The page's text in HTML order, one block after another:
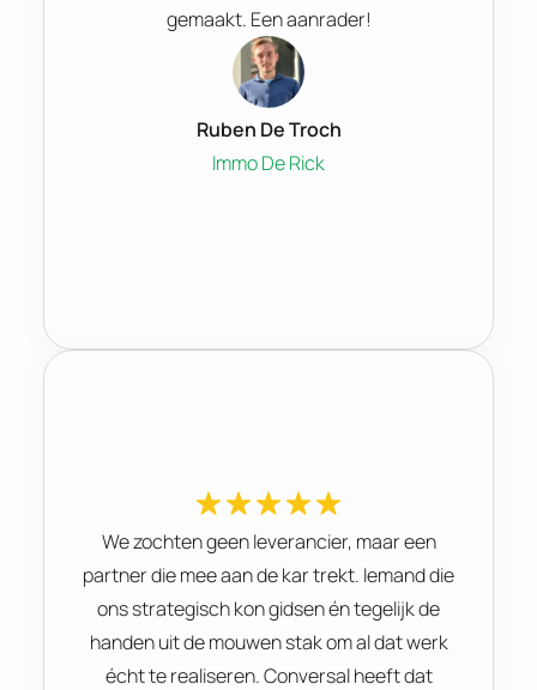
gemaakt. Een aanrader!
Ruben De Troch
Immo De Rick
We zochten geen leverancier, maar een
partner die mee aan de kar trekt. Iemand die
ons strategisch kon gidsen én tegelijk de
handen uit de mouwen stak om al dat werk
écht te realiseren. Conversal heeft dat